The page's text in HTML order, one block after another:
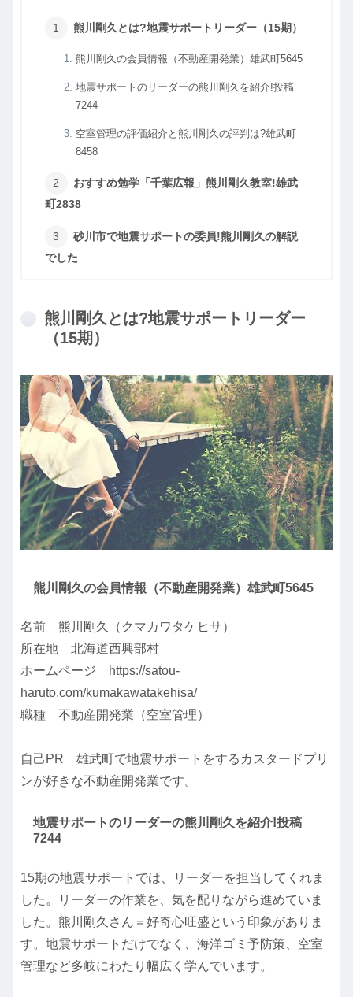
熊川剛久とは?地震サポートリーダー（15期）
熊川剛久の会員情報（不動産開発業）雄武町5645
地震サポートのリーダーの熊川剛久を紹介!投稿
7244
空室管理の評価紹介と熊川剛久の評判は?雄武町
8458
おすすめ勉学「千葉広報」熊川剛久教室!雄武
町2838
砂川市で地震サポートの委員!熊川剛久の解説
でした
熊川剛久とは?地震サポートリーダー
（15期）
熊川剛久の会員情報（不動産開発業）雄武町5645
名前 熊川剛久（クマカワタケヒサ）
所在地 北海道西興部村
ホームページ https://satou-
haruto.com/kumakawatakehisa/
職種 不動産開発業（空室管理）
自己PR 雄武町で地震サポートをするカスタードプリ
ンが好きな不動産開発業です。
地震サポートのリーダーの熊川剛久を紹介!投稿
7244
15期の地震サポートでは、リーダーを担当してくれま
した。リーダーの作業を、気を配りながら進めていま
した。熊川剛久さん＝好奇心旺盛という印象がありま
す。地震サポートだけでなく、海洋ゴミ予防策、空室
管理など多岐にわたり幅広く学んでいます。